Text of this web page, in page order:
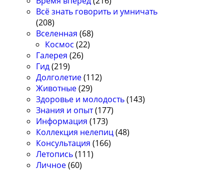
Всё знать говорить и умничать
(208)
Вселенная (68)
Космос (22)
Галерея (26)
Гид(219)
Долголетие(112)
Животные(29)
Здоровье и молодость(143)
Знания и опыт(177)
Информация (173)
Коллекция нелепиц(48)
Консультация (166)
Летопись(111)
Личное(60)